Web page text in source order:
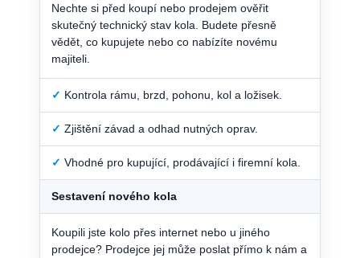
Nechte si před koupí nebo prodejem ověřit
skutečný technický stav kola. Budete přesně
vědět, co kupujete nebo co nabízíte novému
majiteli.
✓ Kontrola rámu, brzd, pohonu, kol a ložisek.
✓ Zjištění závad a odhad nutných oprav.
✓ Vhodné pro kupující, prodávající i firemní kola.
Sestavení nového kola
Koupili jste kolo přes internet nebo u jiného
prodejce? Prodejce jej může poslat přímo k nám a